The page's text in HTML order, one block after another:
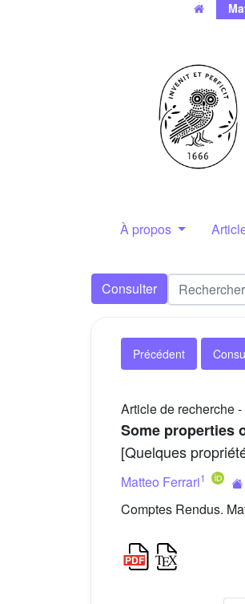
À propos
Consulter
Précédent
Article de recherche
Some properties
[Quelques
Matteo Ferrari1
Comptes Rendus.